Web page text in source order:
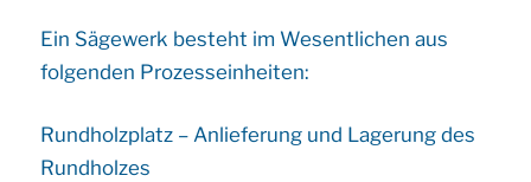
Ein Sägewerk besteht im Wesentlichen aus
folgenden Prozesseinheiten:
Rundholzplatz – Anlieferung und Lagerung des
Rundholzes